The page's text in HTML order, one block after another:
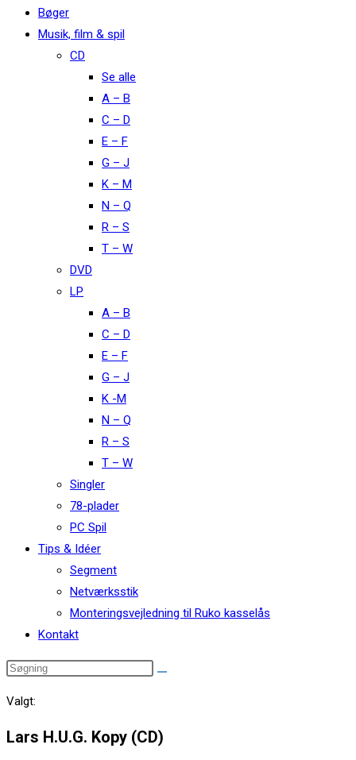
Bøger
Musik, film & spil
CD
Se alle
A – B
C – D
E – F
G – J
K – M
N – Q
R – S
T – W
DVD
LP
A – B
C – D
E – F
G – J
K -M
N – Q
R – S
T – W
Singler
78-plader
PC Spil
Tips & Idéer
Segment
Netværksstik
Monteringsvejledning til Ruko kasselås
Kontakt
Valgt:
Lars H.U.G. Kopy (CD)